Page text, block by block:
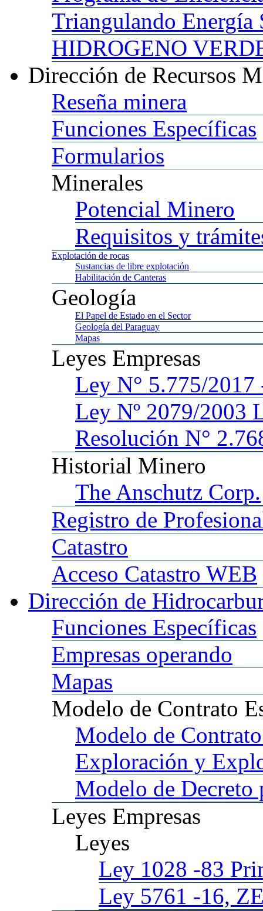
Triangulando Energía
HIDROGENO
Dirección de Recursos
Reseña minera
Funciones Específicas
Formularios
Minerales
Potencial Minero
Requisitos y
Explotación de rocas
Sustancias de libre explotación
Habilitación de Canteras
Geología
El Papel de Estado en el Sector
Geología del Paraguay
Mapas
Leyes Empresas
Ley N° 5.775/
Ley Nº 2079/2003
Resolución N°
Historial Minero
The Anschutz Corp.
Registro de
Catastro
Acceso Catastro WEB
Dirección de
Funciones Específicas
Empresas operando
Mapas
Modelo de Contrato
Modelo de
Exploración y
Modelo de Decreto
Leyes Empresas
Leyes
Ley 1028 -83
Ley 5761 -16,